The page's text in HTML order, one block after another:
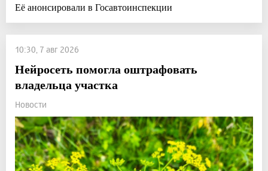
Её анонсировали в Госавтоинспекции
10:30, 7 авг 2026
Нейросеть помогла оштрафовать
владельца участка
Новости